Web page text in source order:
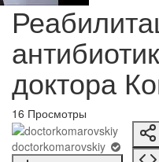
доктора
16 Просмотры
doctorkomarovskiy